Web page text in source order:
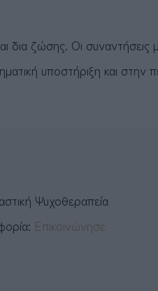
ζώσης. Οι συναντήσεις
υποστήριξη και στην
Ψυχοθεραπεία
Επικοινώνησε